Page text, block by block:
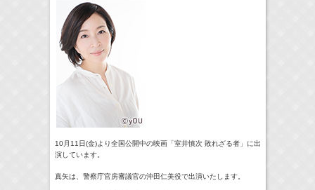
(TV)
10月11日(金)より全国公開中の映画「室井慎次 敗れざる者」に出
演しています。
真矢は、警察庁官房審議官の沖田仁美役で出演いたします。